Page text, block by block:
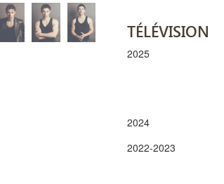
TÉLÉVISION
2025
2024
2022-2023